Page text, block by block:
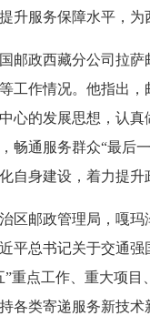
升服务保障水平，为
邮政西藏分公司拉
工作情况。他指出
心的发展思想，认
畅通服务群众“最后
自身建设，着力提升
区邮政管理局，嘎
平总书记关于交通
”重点工作、重大项
各类寄递服务新技